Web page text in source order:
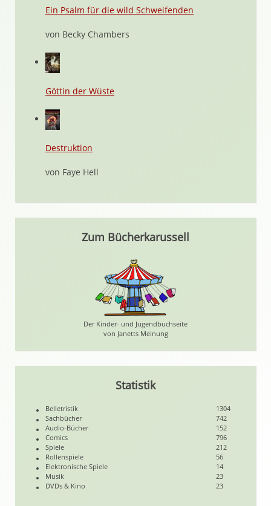
Ein Psalm für die wild Schweifenden
von Becky Chambers
Göttin der Wüste
Destruktion
von Faye Hell
Zum Bücherkarussell
Der Kinder- und Jugendbuchseite
von Janetts Meinung
Statistik
Belletristik
1304
Sachbücher
742
Audio-Bücher
152
Comics
796
Spiele
212
Rollenspiele
56
Elektronische Spiele
14
Musik
23
DVDs & Kino
23